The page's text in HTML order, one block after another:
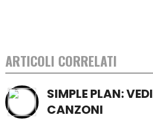
ARTICOLI CORRELATI
SIMPLE PLAN:
CANZONI